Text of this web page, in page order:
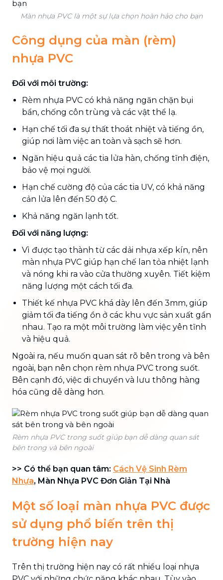
Màn nhựa PVC là một sự lựa chọn hoàn hảo cho bạn
Công dụng của màn (rèm)
nhựa PVC
Đối với môi trường:
Rèm nhựa PVC có khả năng ngăn chặn bụi
bẩn, chống côn trùng và các vật thể lạ.
Hạn chế tối đa sự thất thoát nhiệt và tiếng ồn,
giúp nơi làm việc an toàn và sạch sẽ hơn.
Ngăn hiệu quả các tia lửa hàn, chống tĩnh điện,
bảo vệ mọi người.
Hạn chế cường độ của các tia UV, có khả năng
cản lửa lên đến 50 độ C.
Khả năng ngăn lạnh tốt.
Đối với năng lượng:
Vì được tạo thành từ các dải nhựa xếp kín, nên
màn nhựa PVC giúp hạn chế lan tỏa nhiệt lạnh
và nóng khi ra vào cửa thường xuyên. Tiết kiệm
năng lượng một cách tối đa.
Thiết kế nhựa PVC khá dày lên đến 3mm, giúp
giảm tối đa tiếng ồn ở các khu vực sản xuất gần
nhau. Tạo ra một môi trường làm việc yên tĩnh
và hiệu quả.
Ngoài ra, nếu muốn quan sát rõ bên trong và bên
ngoài, bạn nên chọn rèm nhựa PVC trong suốt.
Bên cạnh đó, việc di chuyển và lưu thông hàng
hóa cũng dễ dàng hơn.
Rèm nhựa PVC trong suốt giúp bạn dễ dàng quan sát
bên trong và bên ngoài
>> Có thể bạn quan tâm: Cách Vệ Sinh Rèm
Nhựa, Màn Nhựa PVC Đơn Giản Tại Nhà
Một số loại màn nhựa PVC được
sử dụng phổ biến trên thị
trường hiện nay
Trên thị trường hiện nay có rất nhiều loại nhựa